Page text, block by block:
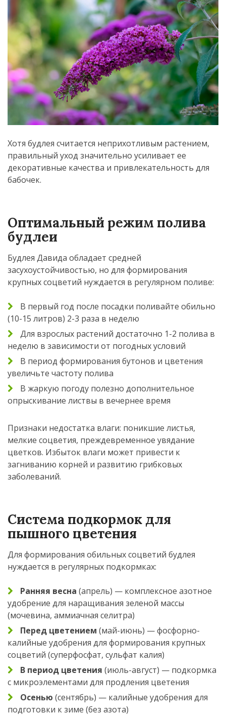
Хотя будлея считается неприхотливым растением,
правильный уход значительно усиливает ее
декоративные качества и привлекательность для
бабочек.
Оптимальный режим полива
будлеи
Будлея Давида обладает средней
засухоустойчивостью, но для формирования
крупных соцветий нуждается в регулярном поливе:
В первый год после посадки поливайте обильно
(10-15 литров) 2-3 раза в неделю
Для взрослых растений достаточно 1-2 полива в
неделю в зависимости от погодных условий
В период формирования бутонов и цветения
увеличьте частоту полива
В жаркую погоду полезно дополнительное
опрыскивание листвы в вечернее время
Признаки недостатка влаги: поникшие листья,
мелкие соцветия, преждевременное увядание
цветков. Избыток влаги может привести к
загниванию корней и развитию грибковых
заболеваний.
Система подкормок для
пышного цветения
Для формирования обильных соцветий будлея
нуждается в регулярных подкормках:
Ранняя весна (апрель) — комплексное азотное
удобрение для наращивания зеленой массы
(мочевина, аммиачная селитра)
Перед цветением (май-июнь) — фосфорно-
калийные удобрения для формирования крупных
соцветий (суперфосфат, сульфат калия)
В период цветения (июль-август) — подкормка
с микроэлементами для продления цветения
Осенью (сентябрь) — калийные удобрения для
подготовки к зиме (без азота)